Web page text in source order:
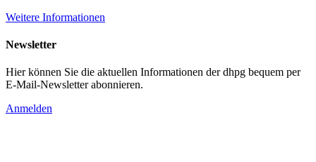
Weitere Informationen
Newsletter
Hier können Sie die aktuellen Informationen der dhpg bequem per
E-Mail-Newsletter abonnieren.
Anmelden